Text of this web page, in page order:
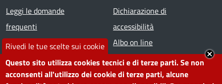
Rivedi le tue scelte sui cookie
Questo sito utilizza cookies tecnici e di terze parti. Se non
acconsenti all'utilizzo dei cookie di terze parti, alcune
Footer menu
Leggi le domande
frequenti
Prenota appuntamento
Segnala disservizio
Amministrazione
Dichiarazione di
accessibilità
Albo on line
Redazione web
Piano di miglioramento dei